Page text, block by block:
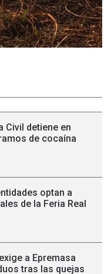
Civil detiene en
de cocaína
optan a
de la Feria Real
a Epremasa
tras las quejas